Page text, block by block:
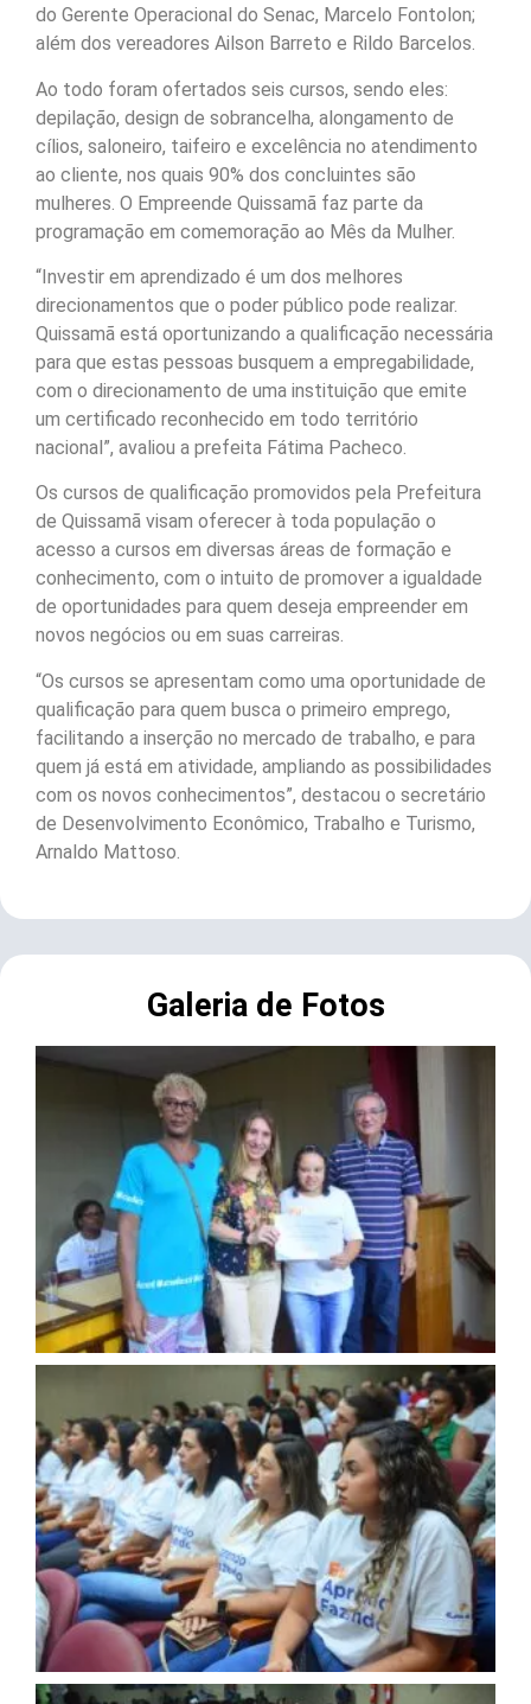
do Gerente Operacional do Senac, Marcelo Fontolon;
além dos vereadores Ailson Barreto e Rildo Barcelos.
Ao todo foram ofertados seis cursos, sendo eles:
depilação, design de sobrancelha, alongamento de
cílios, saloneiro, taifeiro e excelência no atendimento
ao cliente, nos quais 90% dos concluintes são
mulheres. O Empreende Quissamã faz parte da
programação em comemoração ao Mês da Mulher.
“Investir em aprendizado é um dos melhores
direcionamentos que o poder público pode realizar.
Quissamã está oportunizando a qualificação necessária
para que estas pessoas busquem a empregabilidade,
com o direcionamento de uma instituição que emite
um certificado reconhecido em todo território
nacional”, avaliou a prefeita Fátima Pacheco.
Os cursos de qualificação promovidos pela Prefeitura
de Quissamã visam oferecer à toda população o
acesso a cursos em diversas áreas de formação e
conhecimento, com o intuito de promover a igualdade
de oportunidades para quem deseja empreender em
novos negócios ou em suas carreiras.
“Os cursos se apresentam como uma oportunidade de
qualificação para quem busca o primeiro emprego,
facilitando a inserção no mercado de trabalho, e para
quem já está em atividade, ampliando as possibilidades
com os novos conhecimentos”, destacou o secretário
de Desenvolvimento Econômico, Trabalho e Turismo,
Arnaldo Mattoso.
Galeria de Fotos